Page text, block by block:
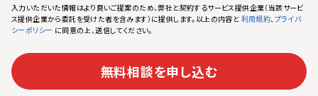
入力いただいた情報はより良いご提案のため、弊社と契約するサービス提供企業（当該サービ
ス提供企業から委託を受けた者を含みます）に提供します。以上の内容と 利用規約、プライバ
シーポリシー に同意の上、送信してください。
無料相談を申し込む